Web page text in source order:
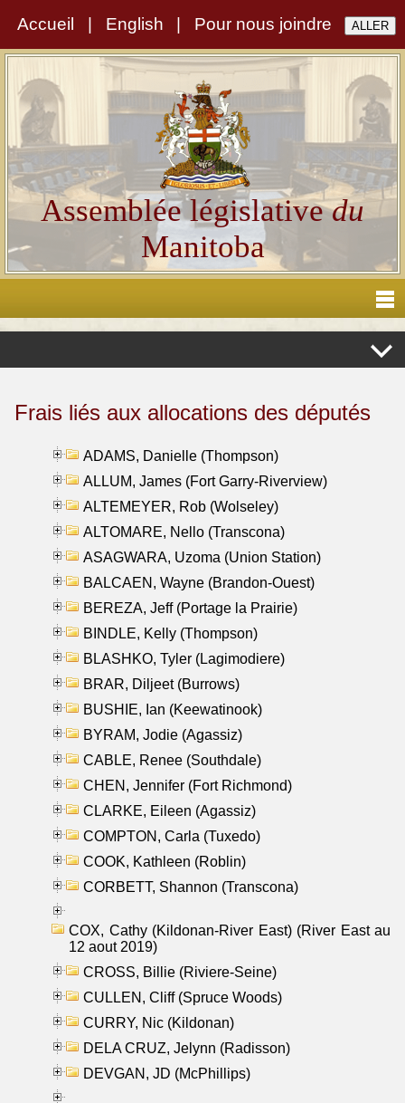
Accueil English Pour nous joindre
Assemblée législativedu
Manitoba
Frais liés aux allocations des députés
ADAMS, Danielle (Thompson)
ALLUM, James (Fort Garry-Riverview)
ALTEMEYER, Rob (Wolseley)
ALTOMARE, Nello (Transcona)
ASAGWARA, Uzoma (Union Station)
BALCAEN, Wayne (Brandon-Ouest)
BEREZA, Jeff (Portage la Prairie)
BINDLE, Kelly (Thompson)
BLASHKO, Tyler (Lagimodiere)
BRAR, Diljeet (Burrows)
BUSHIE, Ian (Keewatinook)
BYRAM, Jodie (Agassiz)
CABLE, Renee (Southdale)
CHEN, Jennifer (Fort Richmond)
CLARKE, Eileen (Agassiz)
COMPTON, Carla (Tuxedo)
COOK, Kathleen (Roblin)
CORBETT, Shannon (Transcona)
COX, Cathy (Kildonan-River East) (River East au
12 aout 2019)
CROSS, Billie (Riviere-Seine)
CULLEN, Cliff (Spruce Woods)
CURRY, Nic (Kildonan)
DELA CRUZ, Jelynn (Radisson)
DEVGAN, JD (McPhillips)